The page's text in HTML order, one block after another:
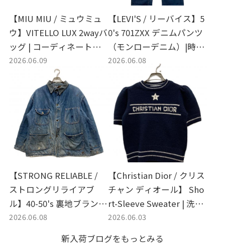
【MIU MIU / ミュウミュ
ウ】VITELLO LUX 2wayバ
ッグ | コーディネートに
華を添えるヴィンテージ
ライクな大人の赤
2026.06.09
【LEVI'S / リーバイス】5
0's 701ZXX デニムパンツ
（モンローデニム）|時を
超えて愛されるヴィンテ
ージデニムの名作を入
荷、歴史を纏う至高の1本
を今あなたの手に
2026.06.08
【STRONG RELIABLE /
ストロングリライアブ
ル】40-50's 裏地ブランケ
ット カバーオール|経年変
2026.06.08
【Christian Dior / クリス
チャン ディオール】 Sho
rt-Sleeve Sweater | 洗練
されたネイビーが日常を
ヤブレンドニット
2026.06.03
新入荷ブログをもっとみる